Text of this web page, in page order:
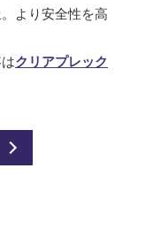
より安全性を高
クリアプレック